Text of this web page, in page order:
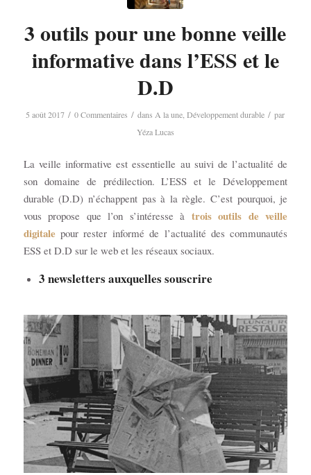
3 outils pour une bonne veille
informative dans l’ESS et le
D.D
5 août 2017 / 0 Commentaires / dansA la une,Développement durable / par
Yéza Lucas
La veille informative est essentielle au suivi de l’actualité de
son domaine de prédilection. L’ESS et le Développement
durable (D.D) n’échappent pas à la règle. C’est pourquoi, je
vous propose que l’on s’intéresse à trois outils de veille
digitale pour rester informé de l’actualité des communautés
ESS et D.D sur le web et les réseaux sociaux.
3 newsletters auxquelles souscrire